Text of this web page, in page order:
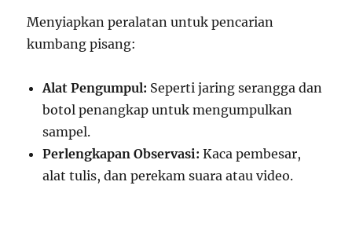
Menyiapkan peralatan untuk pencarian
kumbang pisang:
Alat Pengumpul: Seperti jaring serangga dan
botol penangkap untuk mengumpulkan
sampel.
Perlengkapan Observasi: Kaca pembesar,
alat tulis, dan perekam suara atau video.